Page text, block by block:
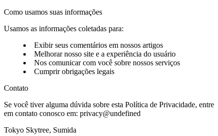
Como usamos suas informações
Usamos as informações coletadas para:
Exibir seus comentários em nossos artigos
Melhorar nosso site e a experiência do usuário
Nos comunicar com você sobre nossos serviços
Cumprir obrigações legais
Contato
Se você tiver alguma dúvida sobre esta Política de Privacidade, entre
em contato conosco em: privacy@undefined
Tokyo Skytree, Sumida